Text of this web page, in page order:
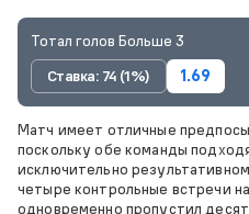
Тотал голов Больше 3
Ставка: 74 (1%)
1.69
Матч имеет отличные
поскольку обе команды
исключительно
четыре контрольные встречи
одновременно пропустил